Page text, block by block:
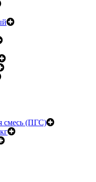
смесь (ПГС)